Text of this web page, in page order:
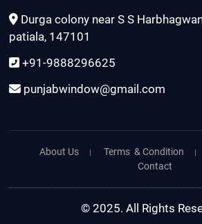
Durga colony near S S
patiala, 147101
+91-9888296625
punjabwindow@gmail.com
About Us Terms & Condition
Contact
© 2025. All Rights